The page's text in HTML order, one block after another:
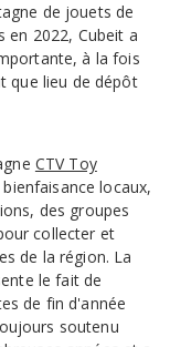
de jouets de
en 2022, Cubeit a
à la fois
que lieu de dépôt
CTV Toy
locaux,
des groupes
collecter et
de la région. La
le fait de
de fin d'année
soutenu